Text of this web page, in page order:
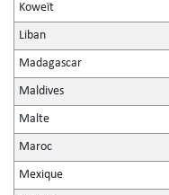
Koweït
Liban
Madagascar
Maldives
Malte
Maroc
Mexique